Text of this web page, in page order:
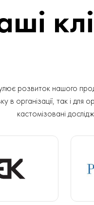
розвиток нашого
організації, так і для
кастомізовані